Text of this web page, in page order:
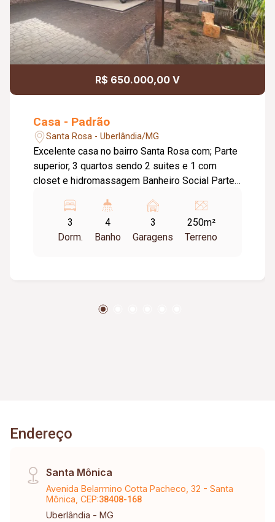
R$ 650.000,00 V
Casa - Padrão
Santa Rosa - Uberlândia/MG
Excelente casa no bairro Santa Rosa com; Parte
superior, 3 quartos sendo 2 suites e 1 com
closet e hidromassagem Banheiro Social Parte
armários, Lavabo Lavanderia Banheiro de
serviço Garagem para 3 carros pequenos
Agende sua visita e venha conhecer a sua nova
3
Dorm.
4
Banho
3
Garagens
250m²
Terreno
Endereço
Santa Mônica
Avenida Belarmino Cotta Pacheco, 32 - Santa
Mônica, CEP:38408-168
Uberlândia - MG